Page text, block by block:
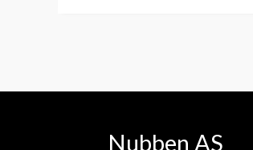
Nubben AS